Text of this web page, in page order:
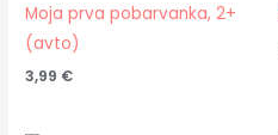
Moja prva pobarvanka, 2+
(avto)
3,99 €